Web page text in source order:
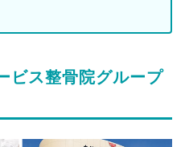
ビス整骨院グループ